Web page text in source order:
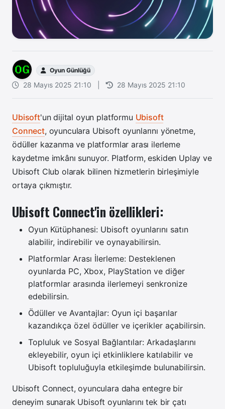
Oyun Günlüğü
28 Mayıs 2025 21:10 28 Mayıs 2025 21:10
Ubisoft'un dijital oyun platformu Ubisoft
Connect, oyunculara Ubisoft oyunlarını yönetme,
ödüller kazanma ve platformlar arası ilerleme
kaydetme imkânı sunuyor. Platform, eskiden Uplay ve
Ubisoft Club olarak bilinen hizmetlerin birleşimiyle
ortaya çıkmıştır.
Ubisoft Connect'in özellikleri:
Oyun Kütüphanesi: Ubisoft oyunlarını satın
alabilir, indirebilir ve oynayabilirsin.
Platformlar Arası İlerleme: Desteklenen
oyunlarda PC, Xbox, PlayStation ve diğer
platformlar arasında ilerlemeyi senkronize
edebilirsin.
Ödüller ve Avantajlar: Oyun içi başarılar
kazandıkça özel ödüller ve içerikler açabilirsin.
Topluluk ve Sosyal Bağlantılar: Arkadaşlarını
ekleyebilir, oyun içi etkinliklere katılabilir ve
Ubisoft topluluğuyla etkileşimde bulunabilirsin.
Ubisoft Connect, oyunculara daha entegre bir
deneyim sunarak Ubisoft oyunlarını tek bir çatı